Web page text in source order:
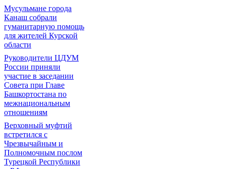
Мусульмане города
Канаш собрали
гуманитарную помощь
для жителей Курской
области
Руководители ЦДУМ
России приняли
участие в заседании
Совета при Главе
Башкортостана по
межнациональным
отношениям
Верховный муфтий
встретился с
Чрезвычайным и
Полномочным послом
Турецкой Республики